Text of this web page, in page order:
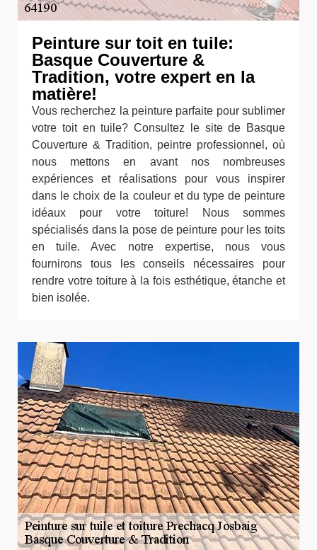
Peinture sur toit en tuile:
Basque Couverture &
Tradition, votre expert en la
matière!
Vous recherchez la peinture parfaite pour sublimer
votre toit en tuile? Consultez le site de Basque
Couverture & Tradition, peintre professionnel, où
nous mettons en avant nos nombreuses
expériences et réalisations pour vous inspirer
dans le choix de la couleur et du type de peinture
idéaux pour votre toiture! Nous sommes
spécialisés dans la pose de peinture pour les toits
en tuile. Avec notre expertise, nous vous
fournirons tous les conseils nécessaires pour
rendre votre toiture à la fois esthétique, étanche et
bien isolée.